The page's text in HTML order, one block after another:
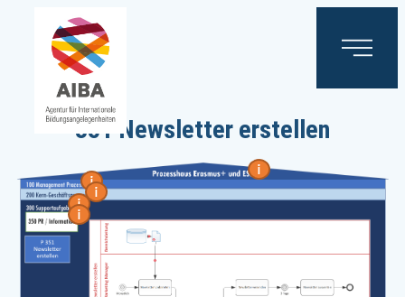
351 Newsletter erstellen